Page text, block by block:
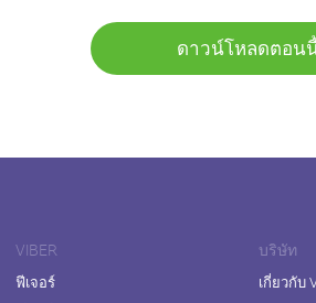
ดาวน์โหลดตอน
VIBER
ฟีเจอร์
บริษัท
เกี่ยวกับ